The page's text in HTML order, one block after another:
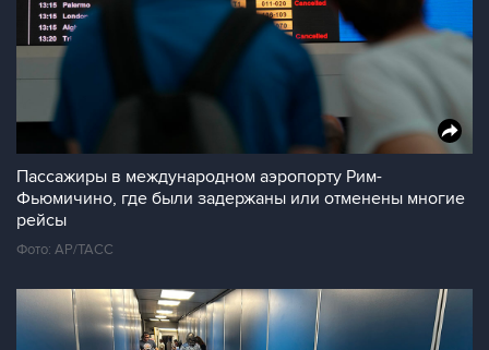
Пассажиры в международном аэропорту Рим-
Фьюмичино, где были задержаны или отменены многие
рейсы
Фото: AP/ТАСС